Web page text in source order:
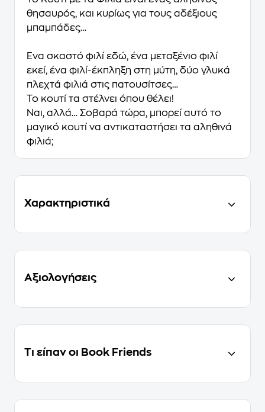
θησαυρός, και κυρίως για τους αδέξιους
µπαµπάδες…
Ένα σκαστό φιλί εδώ, ένα µεταξένιο φιλί
εκεί, ένα φιλί-έκπληξη στη µύτη, δύο γλυκά
πλεχτά φιλιά στις πατουσίτσες…
Το κουτί τα στέλνει όπου θέλει!
Ναι, αλλά… Σοβαρά τώρα, µπορεί αυτό το
µαγικό κουτί να αντικαταστήσει τα αληθινά
φιλιά;
Χαρακτηριστικά
Αξιολογήσεις
Τι είπαν οι Book Friends